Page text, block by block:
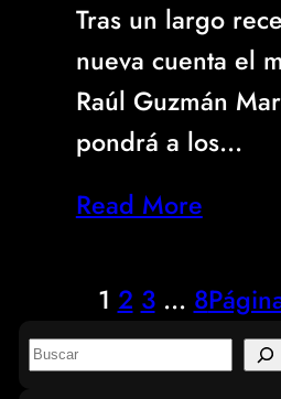
Tras un largo
nueva cuenta el
Raúl Guzmán
pondrá a los…
Read More
1 2 3 … 8
S